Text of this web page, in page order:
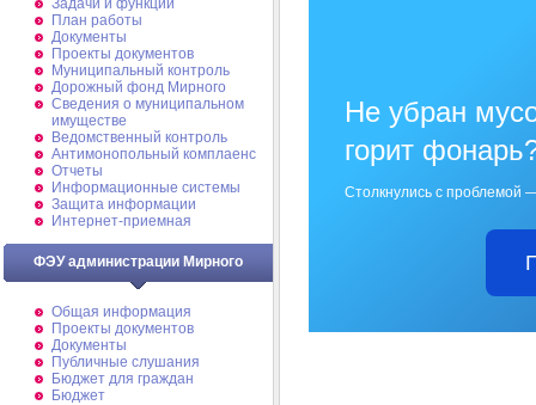
Задачи и функции
План работы
Документы
Проекты документов
Муниципальный контроль
Дорожный фонд Мирного
Cведения о муниципальном
имуществе
Ведомственный контроль
Антимонопольный комплаенс
Отчеты
Информационные системы
Защита информации
Интернет-приемная
ФЭУ администрации Мирного
Общая информация
Проекты документов
Документы
Публичные слушания
Бюджет для граждан
Бюджет
Не убран
горит
Столкнулись с проблемой